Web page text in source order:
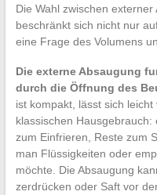
Die Wahl zwischen
beschränkt sich nicht nur
eine Frage des Volumens
Die externe Absaugung
durch die Öffnung des
ist kompakt, lässt sich
klassischen
zum Einfrieren, Reste zum
man Flüssigkeiten oder
möchte. Die Absaugung
zerdrücken oder Saft vor